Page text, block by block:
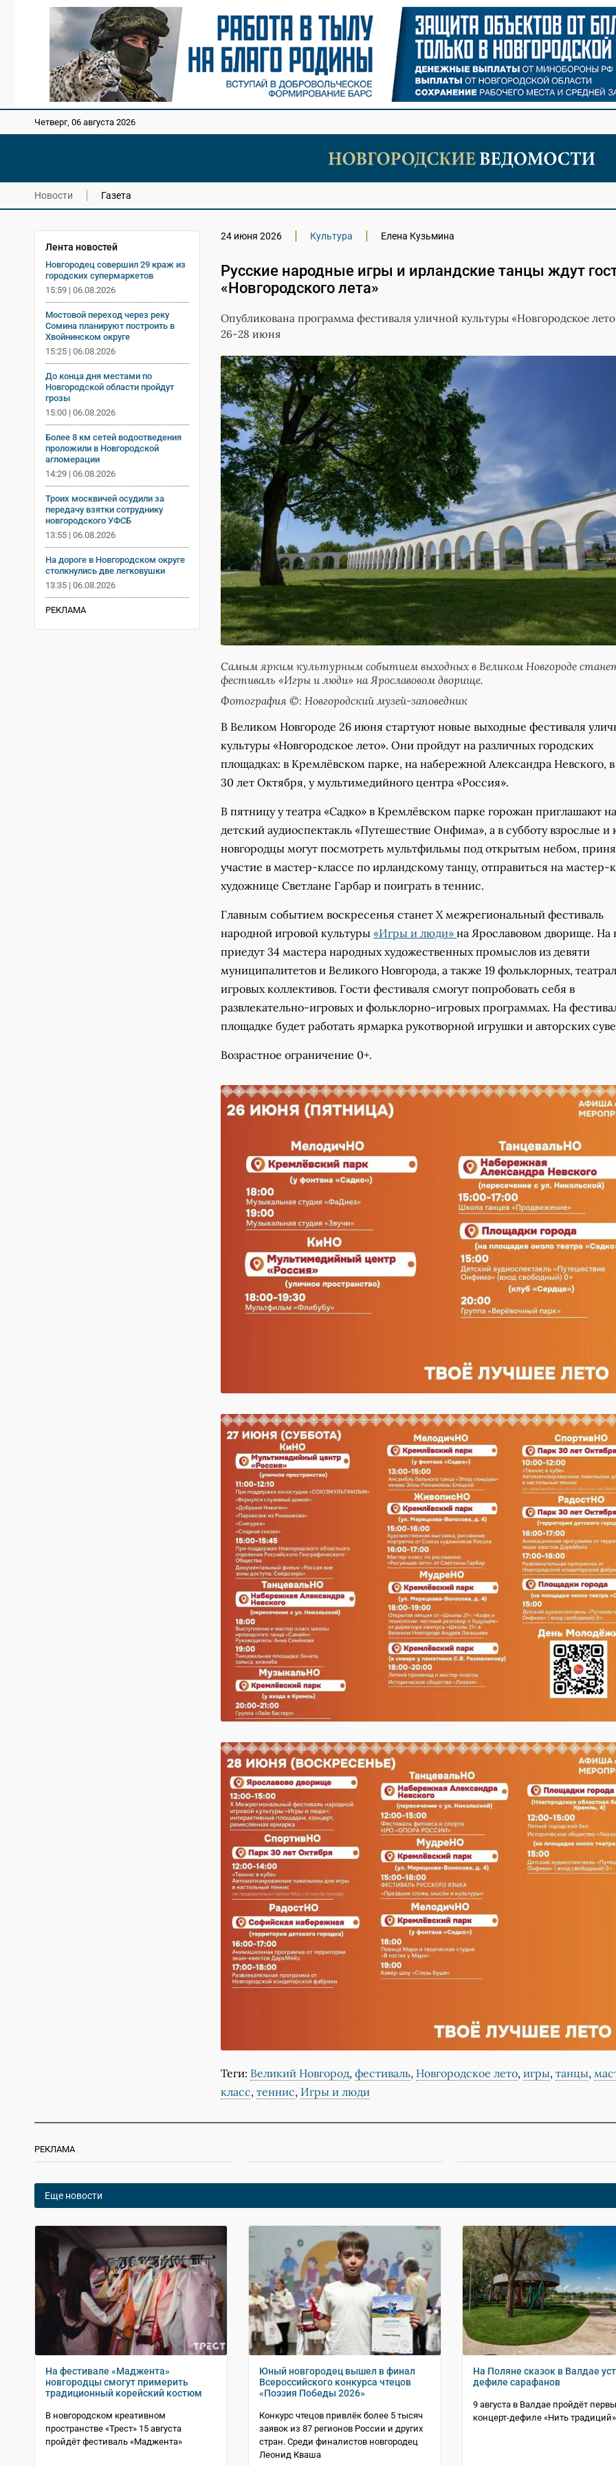
Четверг, 06 августа 2026
Новости Газета
Лента новостей
Новгородец совершил 29 краж из
городских супермаркетов
15:59 | 06.08.2026
Мостовой переход через реку
Сомина планируют построить в
Хвойнинском округе
15:25 | 06.08.2026
До конца дня местами по
Новгородской области пройдут
грозы
15:00 | 06.08.2026
Более 8 км сетей водоотведения
проложили в Новгородской
агломерации
14:29 | 06.08.2026
Троих москвичей осудили за
передачу взятки сотруднику
новгородского УФСБ
13:55 | 06.08.2026
На дороге в Новгородском округе
столкнулись две легковушки
13:35 | 06.08.2026
РЕКЛАМА
24 июня 2026 Культура Елена Кузьмина
Русские народные игры и ирландские танцы ждут
«Новгородского лета»
Опубликована программа фестиваля уличной культуры «Новгородское
26-28 июня
Самым ярким культурным событием выходных в Великом Новгороде
фестиваль «Игры и люди» на Ярославовом дворище.
Фотография ©: Новгородский музей-заповедник
В Великом Новгороде 26 июня стартуют новые выходные фестиваля
культуры «Новгородское лето». Они пройдут на различных городских
площадках: в Кремлёвском парке, на набережной Александра Невского,
30 лет Октября, у мультимедийного центра «Россия».
В пятницу у театра «Садко» в Кремлёвском парке горожан приглашают на
детский аудиоспектакль «Путешествие Онфима», а в субботу взрослые
новгородцы могут посмотреть мультфильмы под открытым небом,
участие в мастер-классе по ирландскому танцу, отправиться на мастер-
художнице Светлане Гарбар и поиграть в теннис.
Главным событием воскресенья станет X межрегиональный фестиваль
народной игровой культуры «Игры и люди» на Ярославовом дворище. На
приедут 34 мастера народных художественных промыслов из девяти
муниципалитетов и Великого Новгорода, а также 19 фольклорных,
игровых коллективов. Гости фестиваля смогут попробовать себя в
развлекательно-игровых и фольклорно-игровых программах. На
площадке будет работать ярмарка рукотворной игрушки и авторских
Возрастное ограничение 0+.
Теги: Великий Новгород, фестиваль, Новгородское лето, игры, танцы,
класс, теннис, Игры и люди
РЕКЛАМА
Еще новости
На фестивале «Маджента»
новгородцы смогут примерить
традиционный корейский костюм
В новгородском креативном
пространстве «Трест» 15 августа
пройдёт фестиваль «Маджента»
Юный новгородец вышел в финал
Всероссийского конкурса чтецов
«Поэзия Победы 2026»
Конкурс чтецов привлёк более 5 тысяч
заявок из 87 регионов России и других
стран. Среди финалистов новгородец
Леонид Кваша
На Поляне сказок в Валдае
дефиле сарафанов
9 августа в Валдае пройдёт
концерт-дефиле «Нить традиций»